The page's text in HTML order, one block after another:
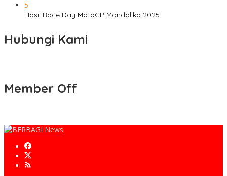
5
Hasil Race Day MotoGP Mandalika 2025
Hubungi Kami
Member Off